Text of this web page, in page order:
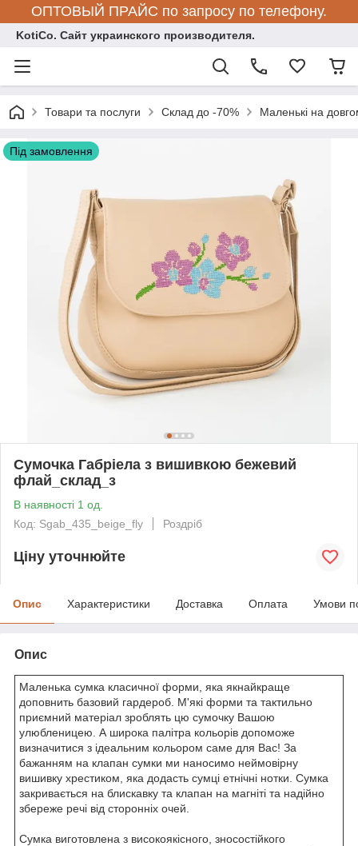
ОПТОВЫЙ ПРАЙС по запросу по телефону.
KotiCo. Сайт украинского производителя.
Товари та послуги Склад до -70% Маленькі на
Під замовлення
Сумочка Габріела з вишивкою бежевий
флай_склад_з
В наявності 1 од.
Код: Sgab_435_beige_fly
Роздріб
Ціну уточнюйте
Опис Характеристики Доставка Оплата Умови
Опис
Маленька сумка класичної форми, яка якнайкраще
доповнить базовий гардероб. М'які форми та тактильно
приємний матеріал зроблять цю сумочку Вашою
улюбленицею. А широка палітра кольорів допоможе
визначитися з ідеальним кольором саме для Вас! За
бажанням на клапан сумки ми наносимо неймовірну
вишивку хрестиком, яка додасть сумці етнічні нотки. Сумка
закривається на блискавку та клапан на магніті та надійно
збереже речі від сторонніх очей.
Сумка виготовлена з високоякісного, зносостійкого